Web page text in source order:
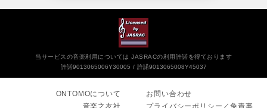
当サービスの音楽利用については JASRACの利用許諾を得ております
許諾9013065006Y30005
許諾9013065008Y45037
ONTOMOについて
音楽之友社
お問い合わせ
プライバシーポリシー／免責事